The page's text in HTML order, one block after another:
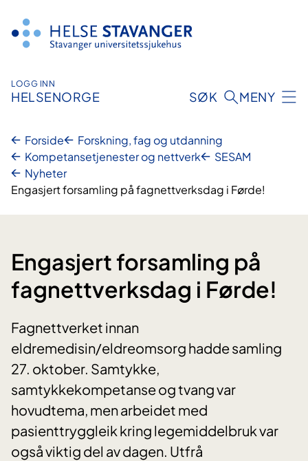
innhold
LOGG INN
HELSENORGE SØK MENY
Forside
Forskning, fag og utdanning
Kompetansetjenester og nettverk
SESAM
Nyheter
Engasjert forsamling på fagnettverksdag i Førde!
Engasjert forsamling på
fagnettverksdag i Førde!
Fagnettverket innan
eldremedisin/eldreomsorg hadde samling
27. oktober. Samtykke,
samtykkekompetanse og tvang var
hovudtema, men arbeidet med
pasienttryggleik kring legemiddelbruk var
også viktig del av dagen. Utfrå